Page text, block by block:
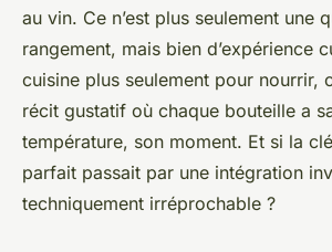
Jean-Guillaume• 19/05/2026 09:15 •10
au vin. Ce n’est plus seulement une
rangement, mais bien d’expérience
cuisine plus seulement pour nourrir,
récit gustatif où chaque bouteille a
température, son moment. Et si la
parfait passait par une intégration
techniquement irréprochable ?